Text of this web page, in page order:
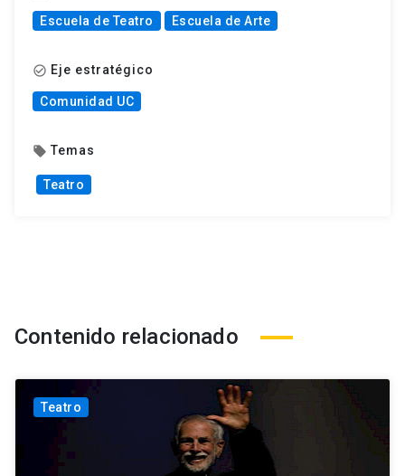
Escuela de Teatro Escuela de Arte
check_circle_outline Eje estratégico
Comunidad UC
local_offer Temas
Teatro
Contenido relacionado
Teatro